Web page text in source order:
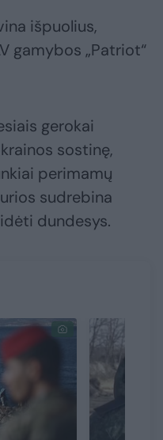
išpuolius,
gamybos „Patriot“
gerokai
sostinę,
perimamų
sudrebina
dundesys.